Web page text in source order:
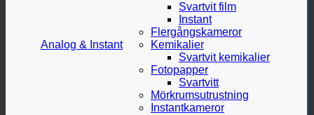
Analog & Instant
Svartvit film
Instant
Flergångskameror
Kemikalier
Svartvit kemikalier
Fotopapper
Svartvitt
Mörkrumsutrustning
Instantkameror